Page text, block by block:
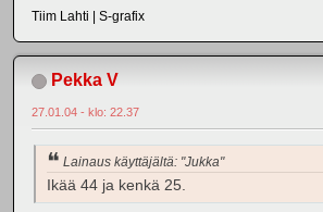
Tiim Lahti | S-grafix
Pekka V
27.01.04 - klo: 22.37
Lainaus käyttäjältä: "Jukka"
Ikää 44 ja kenkä 25.